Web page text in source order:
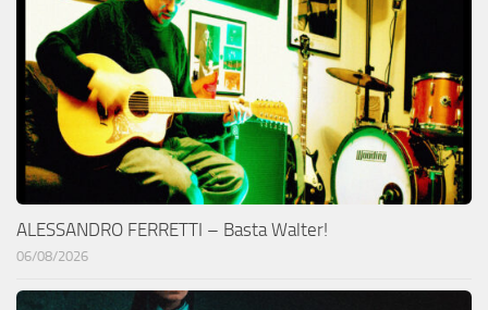
ALESSANDRO FERRETTI – Basta Walter!
06/08/2026